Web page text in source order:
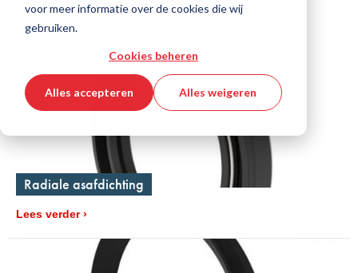
voor meer informatie over de cookies die wij
gebruiken.
Cookies beheren
Alles accepteren Alles weigeren
Radiale asafdichting
Lees verder